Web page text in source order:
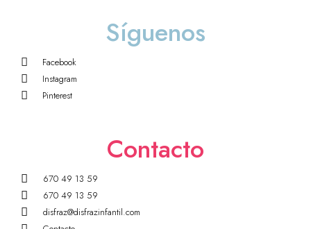
Síguenos
Facebook
Instagram
Pinterest
Contacto
670 49 13 59
670 49 13 59
disfraz@disfrazinfantil.com